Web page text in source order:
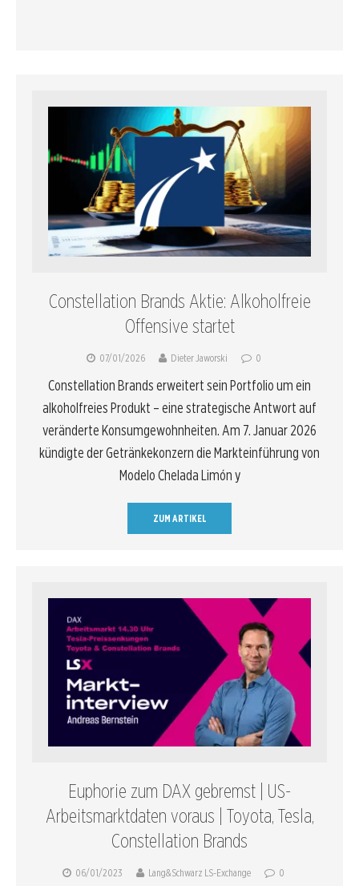
Constellation Brands Aktie: Alkoholfreie
Offensive startet
07/01/2026 Dieter Jaworski 0
Constellation Brands erweitert sein Portfolio um ein
alkoholfreies Produkt – eine strategische Antwort auf
veränderte Konsumgewohnheiten. Am 7. Januar 2026
kündigte der Getränkekonzern die Markteinführung von
Modelo Chelada Limón y
ZUM ARTIKEL
Euphorie zum DAX gebremst | US-
Arbeitsmarktdaten voraus | Toyota, Tesla,
Constellation Brands
06/01/2023 Lang&Schwarz LS-Exchange 0